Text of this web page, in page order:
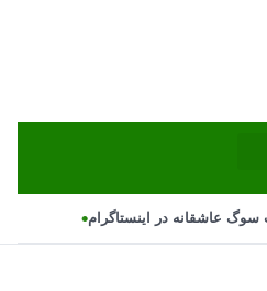
سوگ عاشقانه در اینستاگرام•